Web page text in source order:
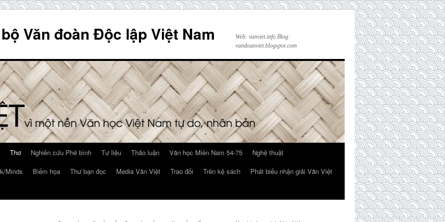
Văn đoàn Độc lập Việt Nam
Web: vanviet.info Blog:
vandoanviet.blogspot.com
Thơ Nghiên cứu Phê bình Tư liệu Thảo luận Văn học Miền Nam 54-75
Nghệ thuật
Minds Biếm họa Thư bạn đọc Media Văn Việt Trao đổi Trên kệ sách
Phát biểu nhận giải Văn Việt